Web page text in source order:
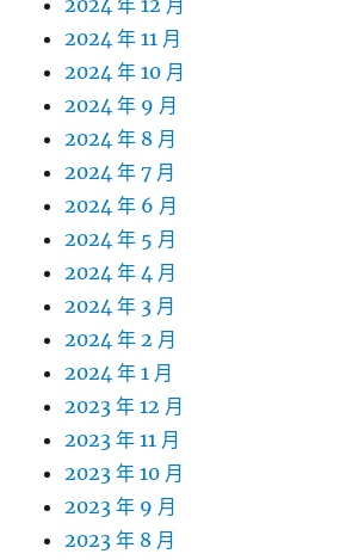
2024 年 12 月
2024 年 11 月
2024 年 10 月
2024 年 9 月
2024 年 8 月
2024 年 7 月
2024 年 6 月
2024 年 5 月
2024 年 4 月
2024 年 3 月
2024 年 2 月
2024 年 1 月
2023 年 12 月
2023 年 11 月
2023 年 10 月
2023 年 9 月
2023 年 8 月